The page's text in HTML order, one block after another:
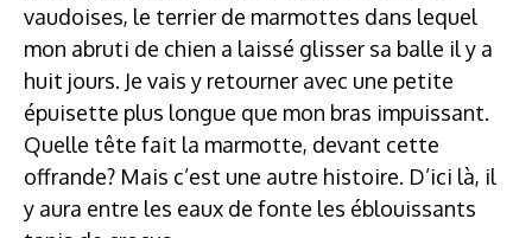
vaudoises, le terrier de marmottes dans lequel
mon abruti de chien a laissé glisser sa balle il y a
huit jours. Je vais y retourner avec une petite
épuisette plus longue que mon bras impuissant.
Quelle tête fait la marmotte, devant cette
offrande? Mais c’est une autre histoire. D’ici là, il
y aura entre les eaux de fonte les éblouissants